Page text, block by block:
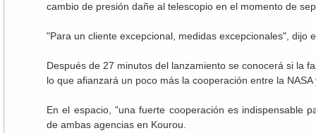
cambio de presión dañe al telescopio en el momento de
"Para un cliente excepcional, medidas excepcionales", dijo
Después de 27 minutos del lanzamiento se conocerá si la
lo que afianzará un poco más la cooperación entre la
En el espacio, "una fuerte cooperación es indispensable
de ambas agencias en Kourou.